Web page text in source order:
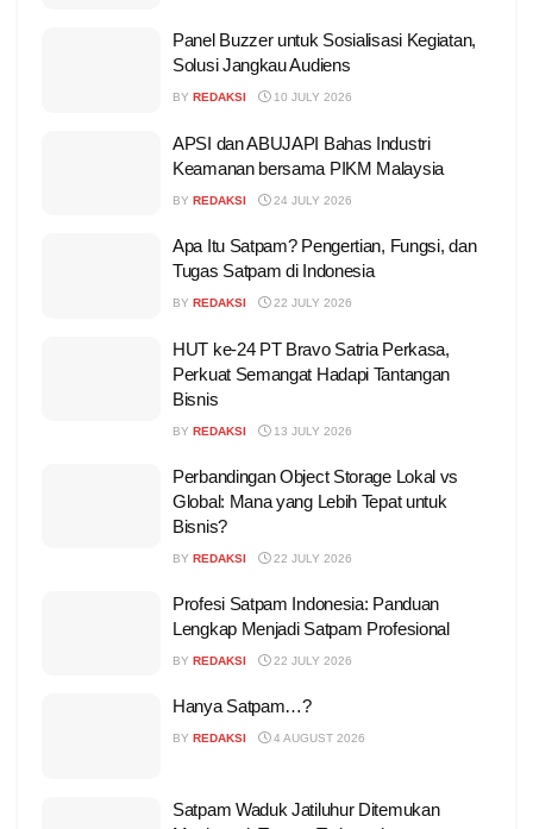
Panel Buzzer untuk Sosialisasi Kegiatan,
Solusi Jangkau Audiens
BY REDAKSI 10 JULY 2026
APSI dan ABUJAPI Bahas Industri
Keamanan bersama PIKM Malaysia
BY REDAKSI 24 JULY 2026
Apa Itu Satpam? Pengertian, Fungsi, dan
Tugas Satpam di Indonesia
BY REDAKSI 22 JULY 2026
HUT ke-24 PT Bravo Satria Perkasa,
Perkuat Semangat Hadapi Tantangan
Bisnis
BY REDAKSI 13 JULY 2026
Perbandingan Object Storage Lokal vs
Global: Mana yang Lebih Tepat untuk
Bisnis?
BY REDAKSI 22 JULY 2026
Profesi Satpam Indonesia: Panduan
Lengkap Menjadi Satpam Profesional
BY REDAKSI 22 JULY 2026
Hanya Satpam…?
BY REDAKSI 4 AUGUST 2026
Satpam Waduk Jatiluhur Ditemukan